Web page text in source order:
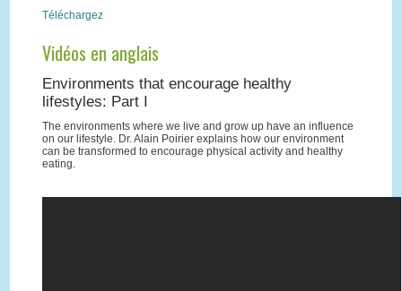
Téléchargez
Vidéos en anglais
Environments that encourage healthy
lifestyles: Part I
The environments where we live and grow up have an influence
on our lifestyle. Dr. Alain Poirier explains how our environment
can be transformed to encourage physical activity and healthy
eating.